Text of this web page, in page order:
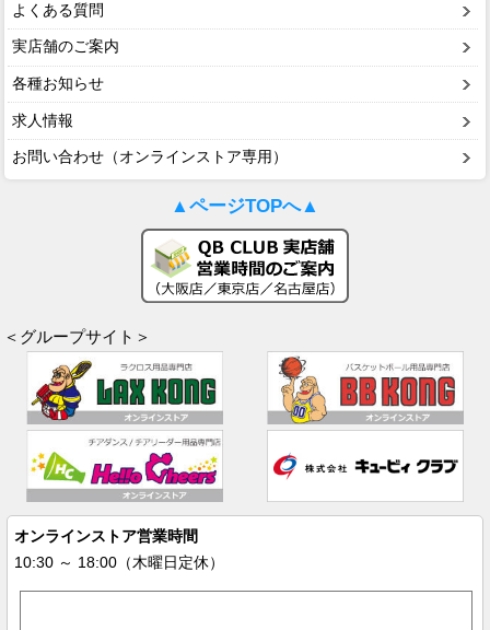
よくある質問
実店舗のご案内
各種お知らせ
求人情報
お問い合わせ（オンラインストア専用）
▲ページTOPへ▲
＜グループサイト＞
オンラインストア営業時間
10:30 ～ 18:00（木曜日定休）